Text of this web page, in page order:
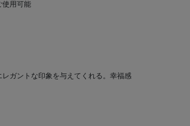
使用可能
ガントな印象を与えてくれる。幸福感